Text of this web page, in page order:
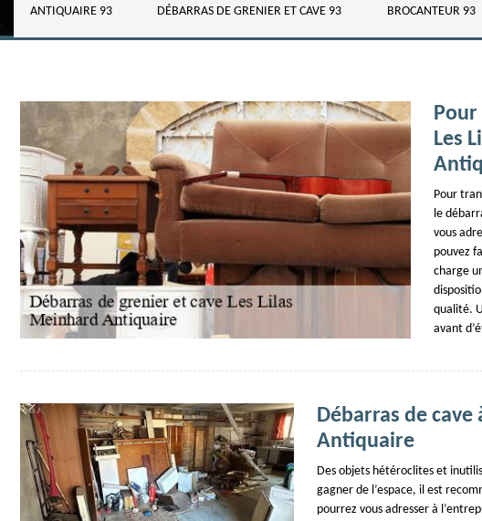
ANTIQUAIRE 93 DÉBARRAS DE GRENIER ET CAVE 93 BROCANTEUR 93
Pour
Les
Pour
le
vous
pouvez
charge
qualité.
avant
Débarras de
Antiquaire
Des objets hétéroclites et
gagner de l’espace, il est
pourrez vous adresser à